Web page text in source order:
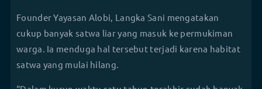
Founder Yayasan Alobi, Langka Sani mengatakan
cukup banyak satwa liar yang masuk ke permukiman
warga. Ia menduga hal tersebut terjadi karena habitat
satwa yang mulai hilang.